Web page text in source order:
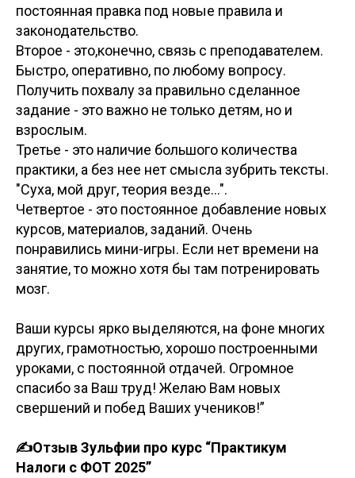
постоянная правка под новые правила и
законодательство.
Второе - это,конечно, связь с преподавателем.
Быстро, оперативно, по любому вопросу.
Получить похвалу за правильно сделанное
задание - это важно не только детям, но и
взрослым.
Третье - это наличие большого количества
практики, а без нее нет смысла зубрить тексты.
"Суха, мой друг, теория везде...".
Четвертое - это постоянное добавление новых
курсов, материалов, заданий. Очень
понравились мини-игры. Если нет времени на
занятие, то можно хотя бы там потренировать
мозг.
Ваши курсы ярко выделяются, на фоне многих
других, грамотностью, хорошо построенными
уроками, с постоянной отдачей. Огромное
спасибо за Ваш труд! Желаю Вам новых
свершений и побед Ваших учеников!”
✍️Отзыв Зульфии про курс “Практикум
Налоги с ФОТ 2025”